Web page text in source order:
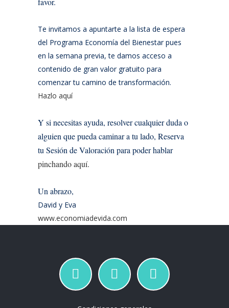
Te invitamos a apuntarte a la lista de espera
del Programa Economía del Bienestar pues
en la semana previa, te damos acceso a
contenido de gran valor gratuito para
comenzar tu camino de transformación.
Hazlo aquí
Y si necesitas ayuda, resolver cualquier duda o
alguien que pueda caminar a tu lado, Reserva
tu Sesión de Valoración para poder hablar
pinchando aquí.
Un abrazo,
David y Eva
www.economiadevida.com